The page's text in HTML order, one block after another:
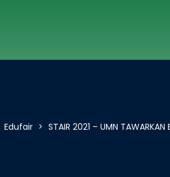
Edufair > STAIR 2021 – UMN TAWARKAN